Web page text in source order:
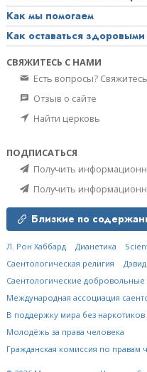
Как мы помогаем
Как оставаться здоровыми
СВЯЖИТЕСЬ С НАМИ
Есть вопросы?
Отзыв о сайте
Найти церковь
ПОДПИСАТЬСЯ
Получить
Получить
Близкие по
Л. Рон Хаббард Дианетика
Саентологическая религия
Саентологические
Международная ассоциация
В поддержку мира без наркотиков
Молодёжь за права человека
Гражданская комиссия по правам